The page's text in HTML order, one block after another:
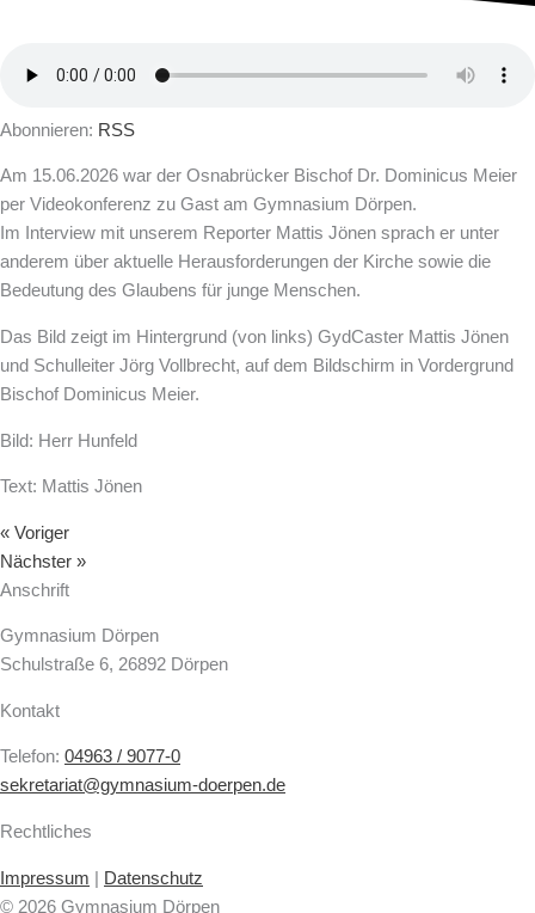
Abonnieren: RSS
Am 15.06.2026 war der Osnabrücker Bischof Dr. Dominicus Meier
per Videokonferenz zu Gast am Gymnasium Dörpen.
Im Interview mit unserem Reporter Mattis Jönen sprach er unter
anderem über aktuelle Herausforderungen der Kirche sowie die
Bedeutung des Glaubens für junge Menschen.
Das Bild zeigt im Hintergrund (von links) GydCaster Mattis Jönen
und Schulleiter Jörg Vollbrecht, auf dem Bildschirm in Vordergrund
Bischof Dominicus Meier.
Bild: Herr Hunfeld
Text: Mattis Jönen
« Voriger
Nächster »
Anschrift
Gymnasium Dörpen
Schulstraße 6, 26892 Dörpen
Kontakt
Telefon: 04963 / 9077-0
sekretariat@gymnasium-doerpen.de
Rechtliches
Impressum | Datenschutz
© 2026 Gymnasium Dörpen